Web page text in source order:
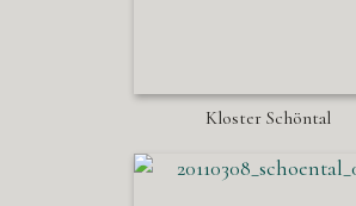
Kloster Schöntal